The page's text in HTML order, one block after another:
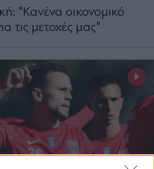
"Κανένα οικονομικό
τις μετοχές μας"